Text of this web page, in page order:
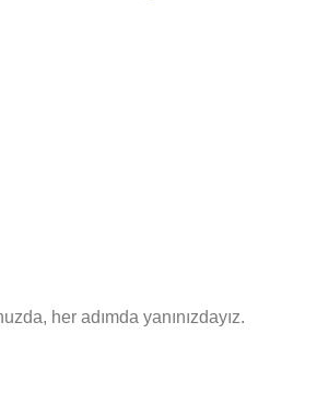
her adımda yanınızdayız.